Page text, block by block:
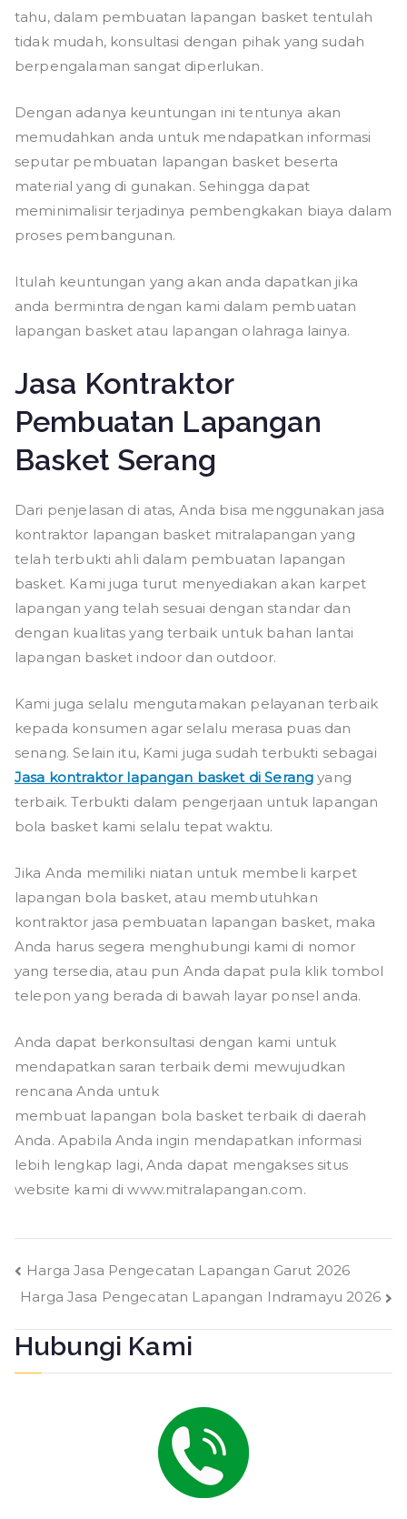
tahu, dalam pembuatan lapangan basket tentulah
tidak mudah, konsultasi dengan pihak yang sudah
berpengalaman sangat diperlukan.
Dengan adanya keuntungan ini tentunya akan
memudahkan anda untuk mendapatkan informasi
seputar pembuatan lapangan basket beserta
material yang di gunakan. Sehingga dapat
meminimalisir terjadinya pembengkakan biaya dalam
proses pembangunan.
Itulah keuntungan yang akan anda dapatkan jika
anda bermintra dengan kami dalam pembuatan
lapangan basket atau lapangan olahraga lainya.
Jasa Kontraktor
Pembuatan Lapangan
Basket Serang
Dari penjelasan di atas, Anda bisa menggunakan jasa
kontraktor lapangan basket mitralapangan yang
telah terbukti ahli dalam pembuatan lapangan
basket. Kami juga turut menyediakan akan karpet
lapangan yang telah sesuai dengan standar dan
dengan kualitas yang terbaik untuk bahan lantai
lapangan basket indoor dan outdoor.
Kami juga selalu mengutamakan pelayanan terbaik
kepada konsumen agar selalu merasa puas dan
senang. Selain itu, Kami juga sudah terbukti sebagai
Jasa kontraktor lapangan basket di Serang yang
terbaik. Terbukti dalam pengerjaan untuk lapangan
bola basket kami selalu tepat waktu.
Jika Anda memiliki niatan untuk membeli karpet
lapangan bola basket, atau membutuhkan
kontraktor jasa pembuatan lapangan basket, maka
Anda harus segera menghubungi kami di nomor
yang tersedia, atau pun Anda dapat pula klik tombol
telepon yang berada di bawah layar ponsel anda.
Anda dapat berkonsultasi dengan kami untuk
mendapatkan saran terbaik demi mewujudkan
rencana Anda untuk
membuat lapangan bola basket terbaik di daerah
Anda. Apabila Anda ingin mendapatkan informasi
lebih lengkap lagi, Anda dapat mengakses situs
website kami di www.mitralapangan.com.
Navigasi
pos
Harga Jasa Pengecatan Lapangan Garut 2026
Harga Jasa Pengecatan Lapangan Indramayu 2026
Hubungi Kami